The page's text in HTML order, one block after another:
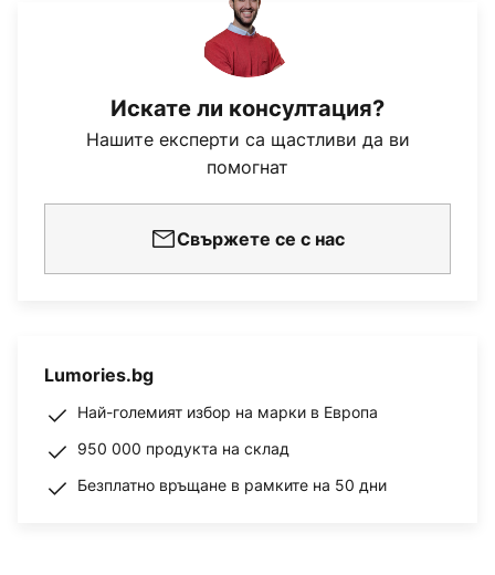
Искате ли консултация?
Нашите експерти са щастливи да ви
помогнат
Свържете се с нас
Lumories.bg
Най-големият избор на марки в Европа
950 000 продукта на склад
Безплатно връщане в рамките на 50 дни